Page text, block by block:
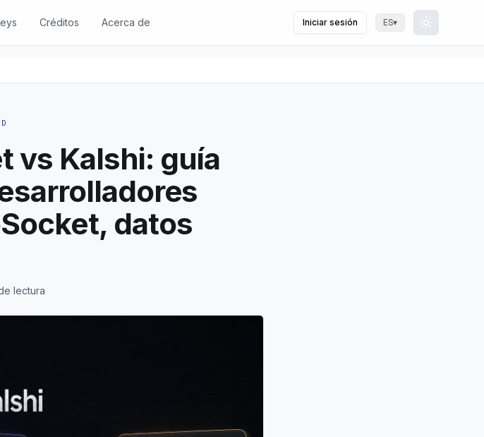
Créditos Acerca de Iniciar sesión ES▾
Toggle
vs Kalshi: guía
datos
lectura